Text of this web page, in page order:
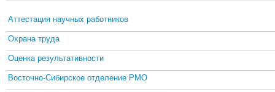
Аттестация научных работников
Охрана труда
Оценка результативности
Восточно-Сибирское отделение РМО